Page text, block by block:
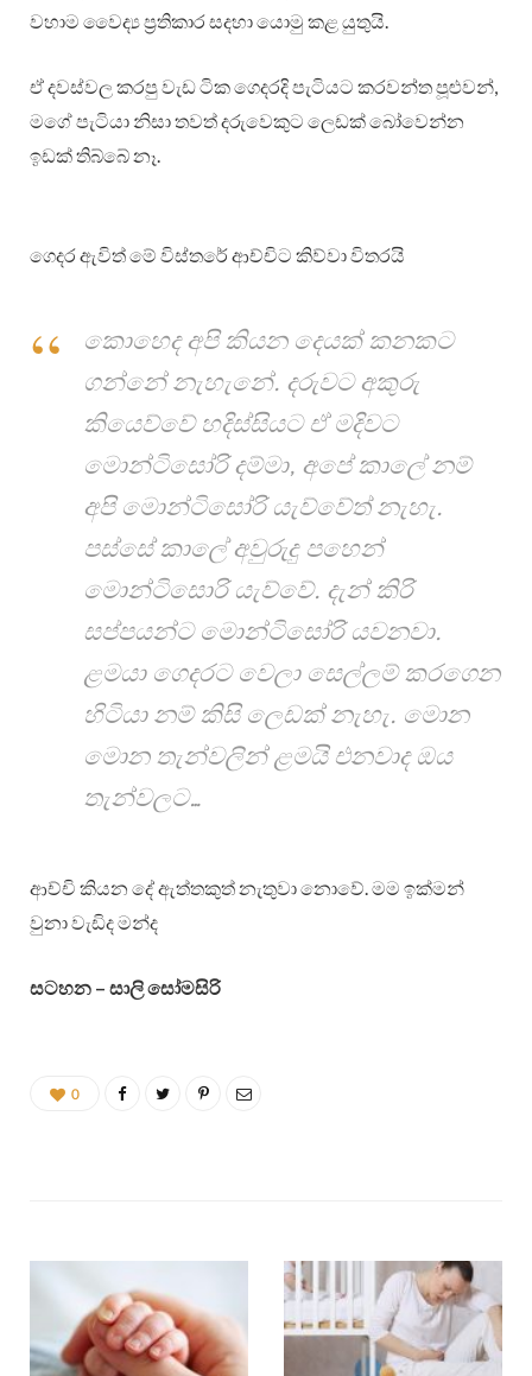
වහාම වෛද්‍ය ප්‍රතිකාර සදහා යොමු කළ යුතුයි.
ඒ දවස්වල කරපු වැඩ ටික ගෙදරදි පැටියට කරවන්ත පූළුවන්,
මගේ පැටියා නිසා තවත් දරුවෙකුට ලෙඩක් බෝවෙන්න
ඉඩක් තිබ්බේ නෑ.
ගෙදර ඇවිත් මේ විස්තරේ ආච්චිට කිව්වා විතරයි
කොහෙද අපි කියන දෙයක් කනකට
ගන්නේ නැහැනේ. දරුවට අකුරු
කියෙව්වේ හදිස්සියට ඒ මදිවට
මොන්ටිසෝරි දම්මා, අපේ කාලේ නම්
අපි මොන්ටිසෝරි යැව්වේත් නැහැ.
පස්සේ කාලේ අවුරුදු පහෙන්
මොන්ටිසොරි යැව්වේ. දැන් කිරි
සප්පයන්ට මොන්ටිසෝරි යවනවා.
ළමයා ගෙදරට වෙලා සෙල්ලම් කරගෙන
හිටියා නම් කිසි ලෙඩක් නැහැ. මොන
මොන තැන්වලින් ළමයි එනවාද ඔය
තැන්වලට…
ආච්චි කියන දේ ඇත්තකුත් නැතුවා නොවේ. මම ඉක්මන්
වුනා වැඩිද මන්ද
සටහන – සාලි සෝමසිරි
0